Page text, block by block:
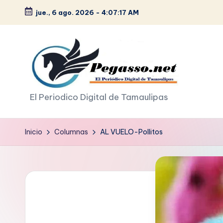
Saltar
contenido
jue., 6 ago. 2026 - 4:07:19 AM
p
e
g
El Periodico Digital de Tamaulipas
Inicio Columnas AL VUELO-Pollitos